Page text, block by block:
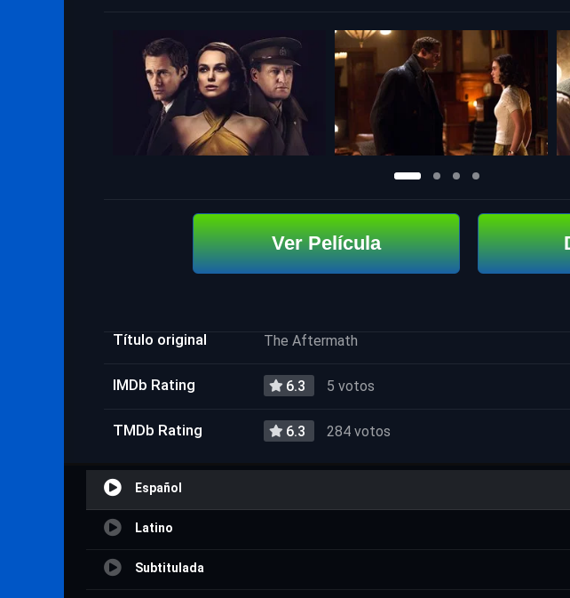
Ver Película
Título original The Aftermath
IMDb Rating 6.3 5 votos
TMDb Rating 6.3 284 votos
Español
Latino
Subtitulada